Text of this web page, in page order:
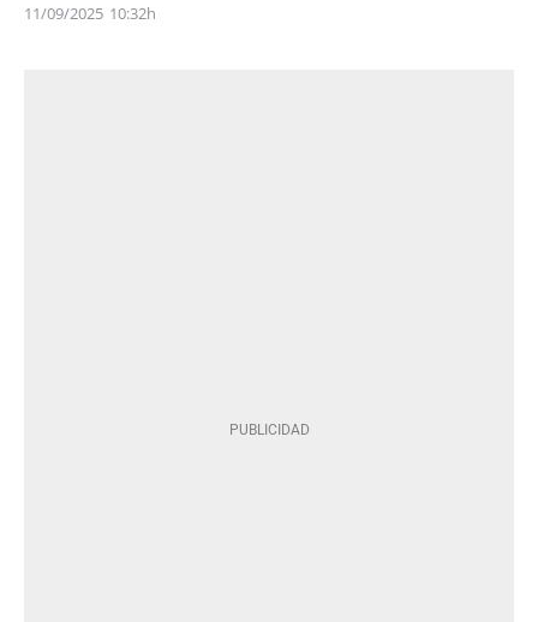
11/09/2025 10:32h